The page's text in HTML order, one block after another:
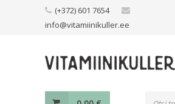
(+372) 601 7654
info@vitamiinikuller.ee